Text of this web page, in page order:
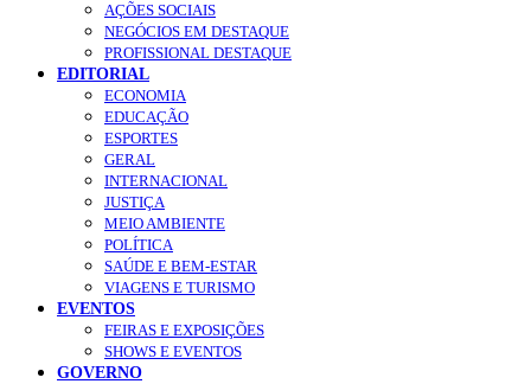
AÇÕES SOCIAIS
NEGÓCIOS EM DESTAQUE
PROFISSIONAL DESTAQUE
EDITORIAL
ECONOMIA
EDUCAÇÃO
ESPORTES
GERAL
INTERNACIONAL
JUSTIÇA
MEIO AMBIENTE
POLÍTICA
SAÚDE E BEM-ESTAR
VIAGENS E TURISMO
EVENTOS
FEIRAS E EXPOSIÇÕES
SHOWS E EVENTOS
GOVERNO